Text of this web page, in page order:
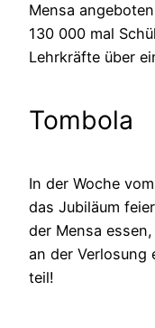
Mensa
130 000 mal
Lehrkräfte über
Tombola
In der Woche vom
das Jubiläum
der Mensa
an der Verlosung
teil!